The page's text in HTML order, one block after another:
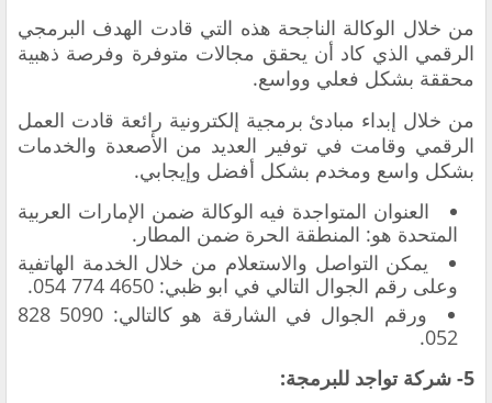
من خلال الوكالة الناجحة هذه التي قادت الهدف البرمجي
الرقمي الذي كاد أن يحقق مجالات متوفرة وفرصة ذهبية
محققة بشكل فعلي وواسع.
من خلال إبداء مبادئ برمجية إلكترونية رائعة قادت العمل
الرقمي وقامت في توفير العديد من الأصعدة والخدمات
بشكل واسع ومخدم بشكل أفضل وإيجابي.
العنوان المتواجدة فيه الوكالة ضمن الإمارات العربية
المتحدة هو: المنطقة الحرة ضمن المطار.
يمكن التواصل والاستعلام من خلال الخدمة الهاتفية
وعلى رقم الجوال التالي في ابو ظبي: 4650 774 054.
ورقم الجوال في الشارقة هو كالتالي: 5090 828
052.
5- شركة تواجد للبرمجة: